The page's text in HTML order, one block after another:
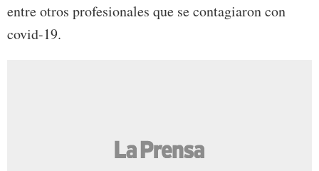
entre otros profesionales que se contagiaron con
covid-19.